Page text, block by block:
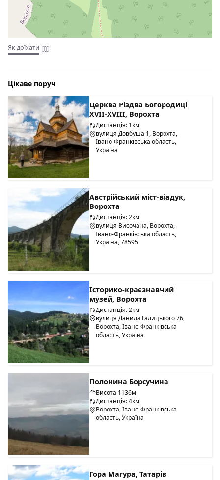
з господарями в центрі.
Харчування в садибі "Смерековий Рай" за домовленістю з
господарями, є можливість самостійного приготування їжі.
Як доїхати
Цікаве поруч
Церква Різдва Богородиці
ХVІІ-ХVІІІ, Ворохта
Дистанція: 1км
вулиця Довбуша 1, Ворохта,
Івано-Франківська область,
Україна
Австрійський міст-віадук,
Ворохта
Дистанція: 2км
вулиця Височана, Ворохта,
Івано-Франківська область,
Україна, 78595
Історико-краєзнавчий
музей, Ворохта
Дистанція: 2км
вулиця Данила Галицького 76,
Ворохта, Івано-Франківська
область, Україна
Полонина Борсучина
Висота 1136м
Дистанція: 4км
Ворохта, Івано-Франківська
область, Україна
Гора Магура, Татарів